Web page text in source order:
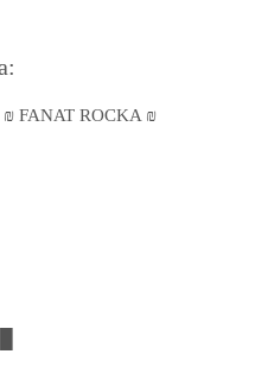
₪ FANAT ROCKA ₪